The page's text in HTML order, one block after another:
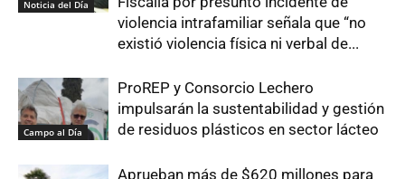
Noticia del Día
violencia intrafamiliar señala que “no
existió violencia física ni verbal de...
Campo al Día
ProREP y Consorcio Lechero
impulsarán la sustentabilidad y gestión
de residuos plásticos en sector lácteo
Aprueban más de $620 millones para